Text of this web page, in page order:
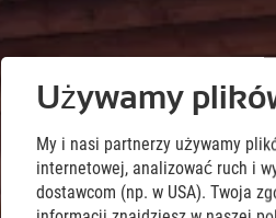
Używamy
My i nasi partnerzy używamy
internetowej, analizować ruch i
dostawcom (np. w USA). Twoja